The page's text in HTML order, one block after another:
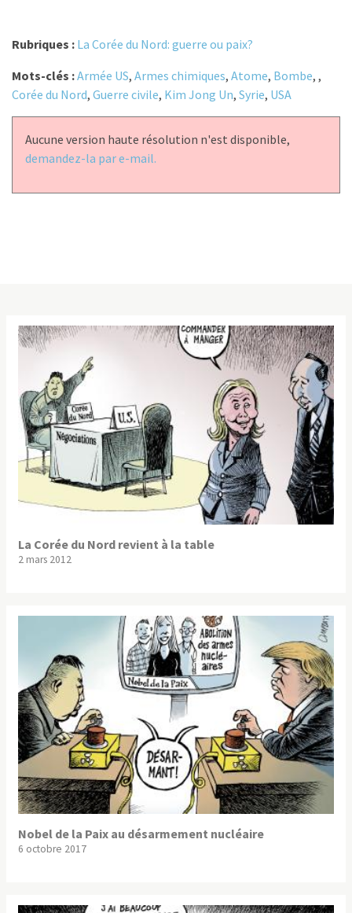
Rubriques : La Corée du Nord: guerre ou paix?
Mots-clés :Armée US, Armes chimiques, Atome, Bombe, ,
Corée du Nord, Guerre civile, Kim Jong Un, Syrie, USA
Aucune version haute résolution n'est disponible,
demandez-la par e-mail.
La Corée du Nord revient à la table
2 mars 2012
Nobel de la Paix au désarmement nucléaire
6 octobre 2017